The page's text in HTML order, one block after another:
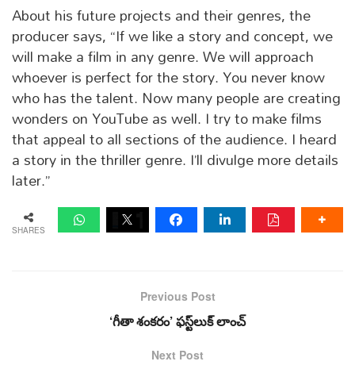
About his future projects and their genres, the
producer says, “If we like a story and concept, we
will make a film in any genre. We will approach
whoever is perfect for the story. You never know
who has the talent. Now many people are creating
wonders on YouTube as well. I try to make films
that appeal to all sections of the audience. I heard
a story in the thriller genre. I’ll divulge more details
later.”
SHARES
Previous Post
‘గీతా శంకరం’ ఫస్ట్‌లుక్‌ లాంచ్‌
Next Post